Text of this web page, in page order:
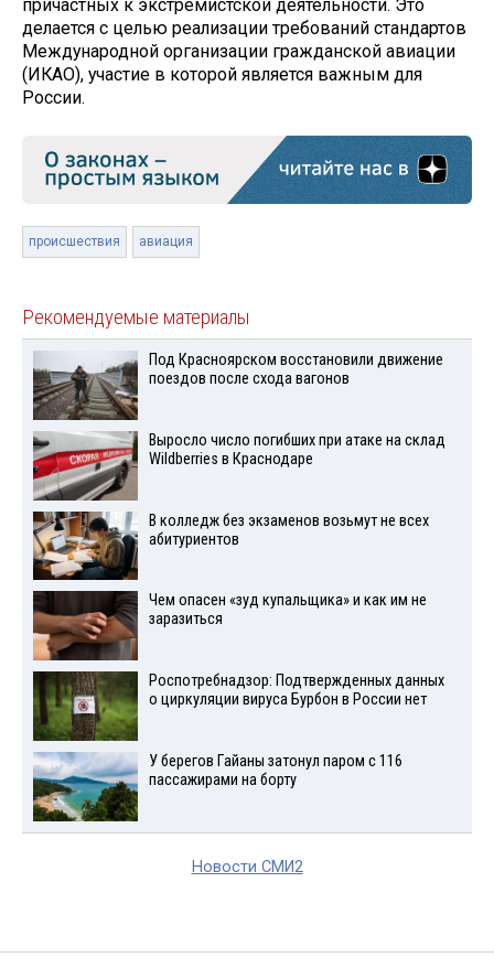
причастных к экстремистской деятельности. Это
делается с целью реализации требований стандартов
Международной организации гражданской авиации
(ИКАО), участие в которой является важным для
России.
происшествия авиация
Рекомендуемые материалы
Под Красноярском восстановили движение
поездов после схода вагонов
Выросло число погибших при атаке на склад
Wildberries в Краснодаре
В колледж без экзаменов возьмут не всех
абитуриентов
Чем опасен «зуд купальщика» и как им не
заразиться
Роспотребнадзор: Подтвержденных данных
о циркуляции вируса Бурбон в России нет
У берегов Гайаны затонул паром с 116
пассажирами на борту
Новости СМИ2